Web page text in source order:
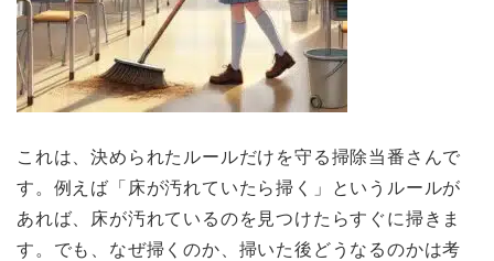
これは、決められたルールだけを守る掃除当番さんで
す。例えば「床が汚れていたら掃く」というルールが
あれば、床が汚れているのを見つけたらすぐに掃きま
す。でも、なぜ掃くのか、掃いた後どうなるのかは考